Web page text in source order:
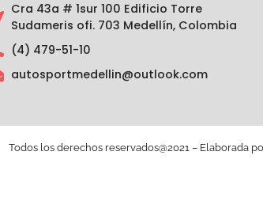
Cra 43a # 1sur 100 Edificio Torre
Sudameris ofi. 703 Medellín, Colombia
(4) 479-51-10
autosportmedellin@outlook.com
Todos los derechos reservados@2021 – Elaborada